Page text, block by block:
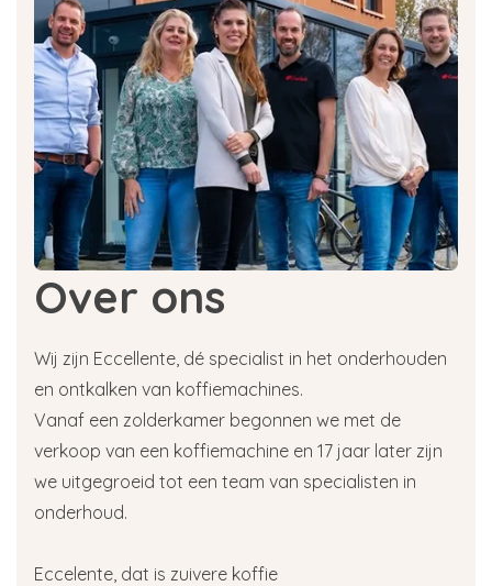
Over ons
Wij zijn Eccellente, dé specialist in het onderhouden
en ontkalken van koffiemachines.
Vanaf een zolderkamer begonnen we met de
verkoop van een koffiemachine en 17 jaar later zijn
we uitgegroeid tot een team van specialisten in
onderhoud.
Eccelente, dat is zuivere koffie